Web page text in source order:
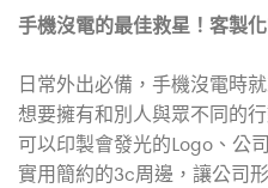
手機沒電的最佳救星！客製
日常外出必備，手機沒電時就
想要擁有和別人與眾不同的
可以印製會發光的Logo、公
實用簡約的3c周邊，讓公司